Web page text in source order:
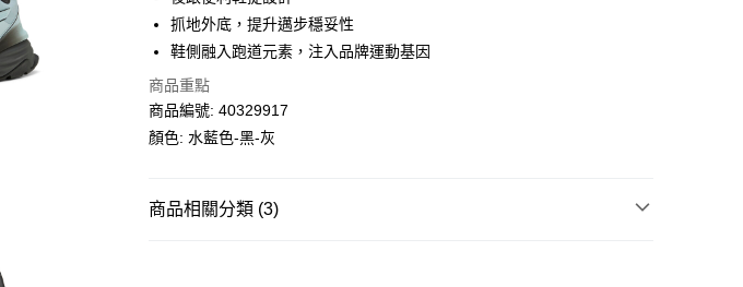
送貨方式
單筆訂單淨值滿$399可享免運費優惠
每筆HK$30.00，滿HK$399.00或以上免運費
抓地外底，提升邁步穩妥性
鞋側融入跑道元素，注入品牌運動基因
商品重點
商品編號: 40329917
顏色: 水藍色-黑-灰
商品相關分類 (3)